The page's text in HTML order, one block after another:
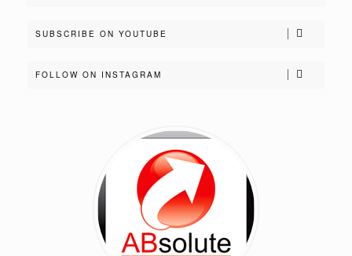
SUBSCRIBE ON YOUTUBE
FOLLOW ON INSTAGRAM